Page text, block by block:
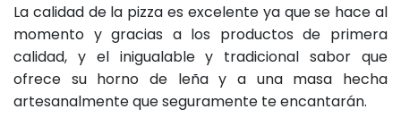
La calidad de la pizza es excelente ya que se hace al
momento y gracias a los productos de primera
calidad, y el inigualable y tradicional sabor que
ofrece su horno de leña y a una masa hecha
artesanalmente que seguramente te encantarán.